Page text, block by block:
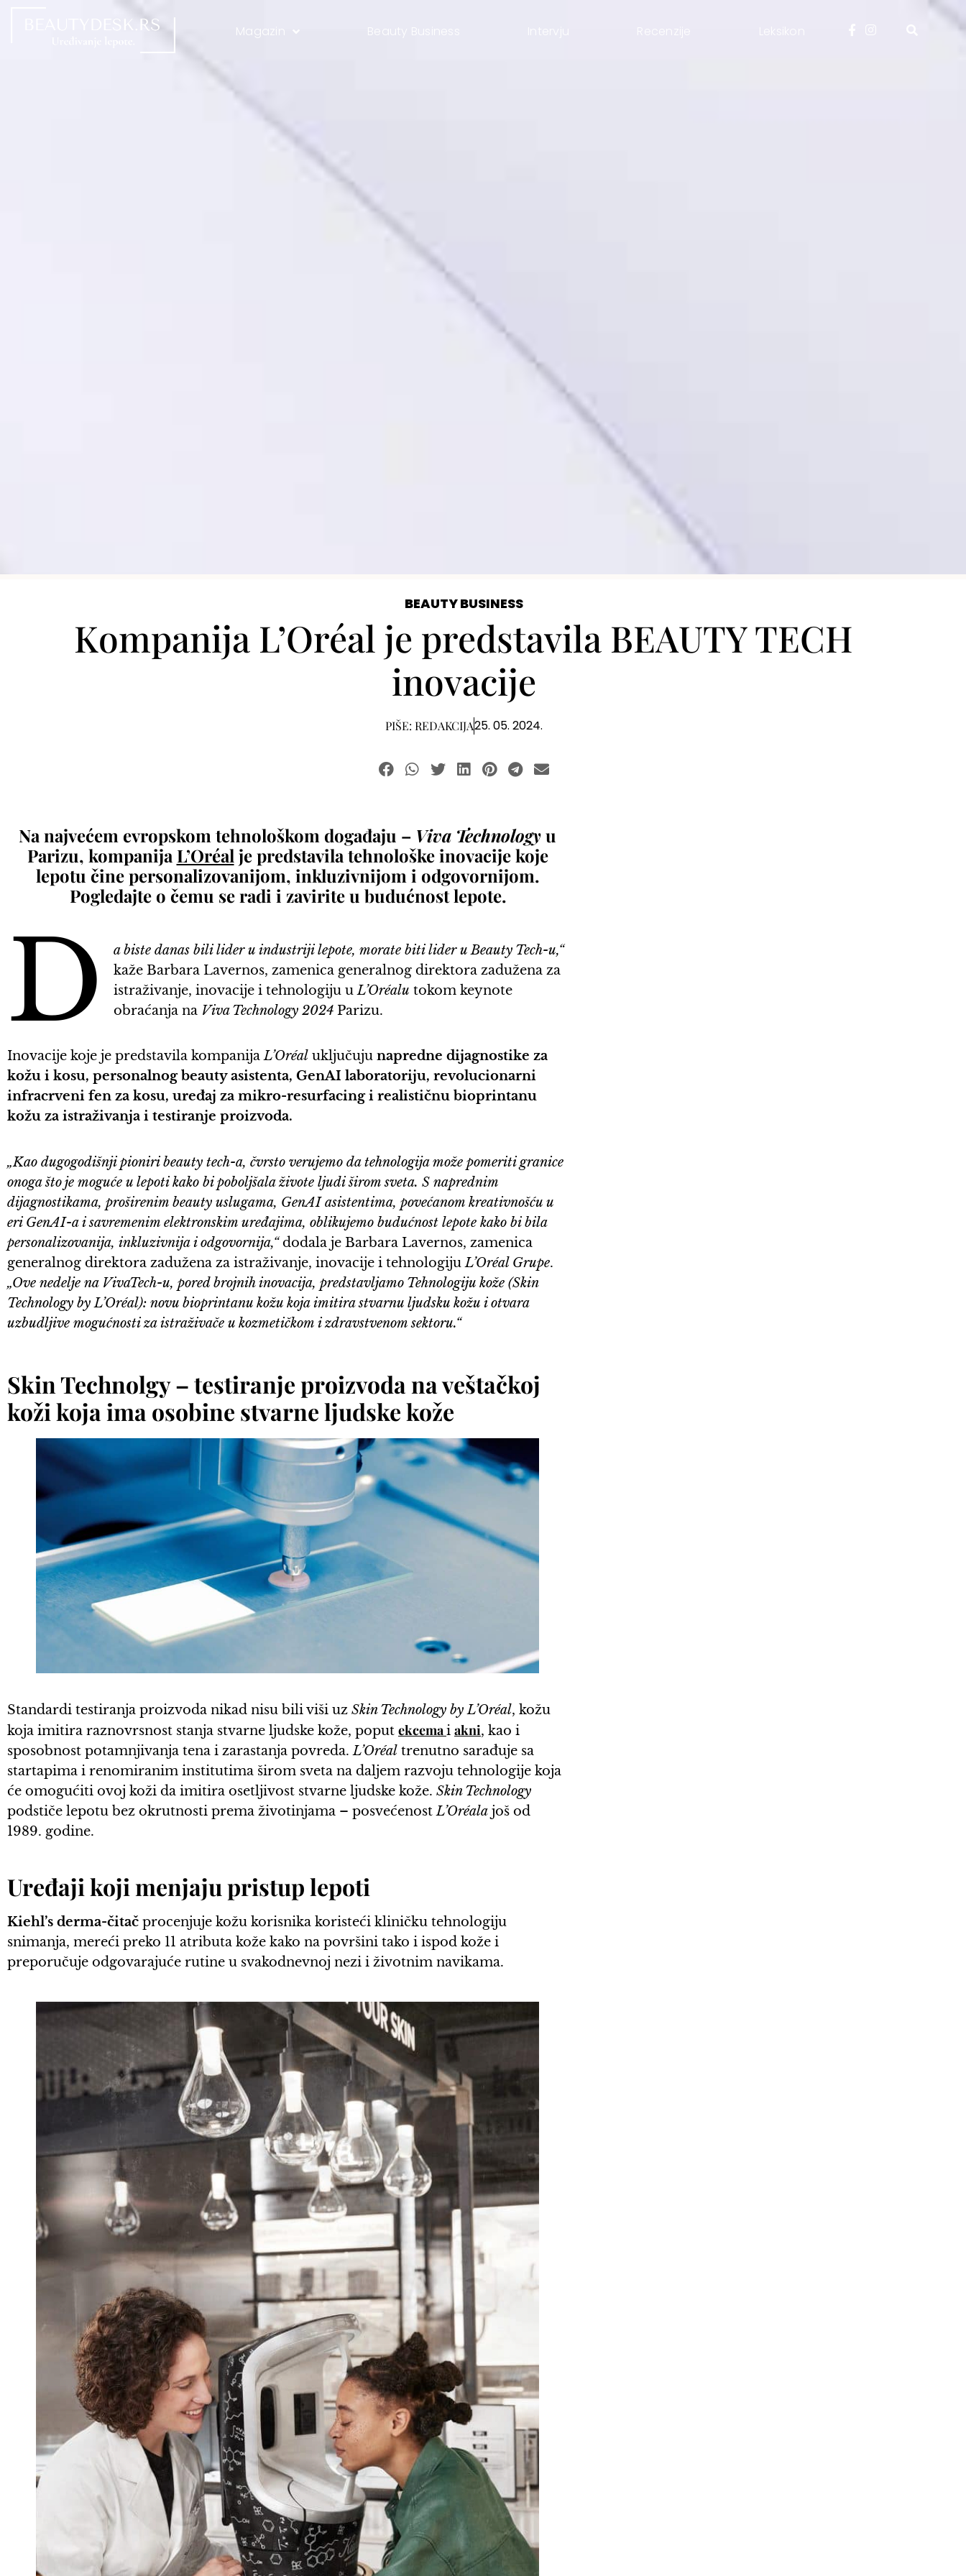
Magazin Beauty Business
BEAUTY BUSINESS
Kompanija L’Oréal je predstavila BEAUTY TECH
inovacije
PIŠE: REDAKCIJA25. 05. 2024.
Na najvećem evropskom tehnološkom događaju – Viva Technologyu
Parizu, kompanija L’Oréal je predstavila tehnološke inovacije koje
lepotu čine personalizovanijom, inkluzivnijom i odgovornijom.
Pogledajte o čemu se radi i zavirite u budućnost lepote.
D
a biste danas bili lider u industriji lepote, morate biti lider u Beauty Tech-u,“
kaže Barbara Lavernos, zamenica generalnog direktora zadužena za
istraživanje, inovacije i tehnologiju uL’Oréalu tokom keynote
obraćanja na Viva Technology 2024Parizu.
Inovacije koje je predstavila kompanijaL’Oréal uključuju napredne dijagnostike za
kožu i kosu, personalnog beauty asistenta, GenAI laboratoriju, revolucionarni
infracrveni fen za kosu, uređaj za mikro-resurfacing i realističnu bioprintanu
kožu za istraživanja i testiranje proizvoda.
„Kao dugogodišnji pioniri beauty tech-a, čvrsto verujemo da tehnologija može pomeriti granice
onoga što je moguće u lepoti kako bi poboljšala živote ljudi širom sveta. S naprednim
dijagnostikama, proširenim beauty uslugama, GenAI asistentima, povećanom kreativnošću u
eri GenAI-a i savremenim elektronskim uređajima, oblikujemo budućnost lepote kako bi bila
personalizovanija, inkluzivnija i odgovornija,“dodala je Barbara Lavernos, zamenica
generalnog direktora zadužena za istraživanje, inovacije i tehnologijuL’Oréal Grupe.
„Ove nedelje na VivaTech-u, pored brojnih inovacija, predstavljamo Tehnologiju kože (Skin
Technology by L’Oréal): novu bioprintanu kožu koja imitira stvarnu ljudsku kožu i otvara
uzbudljive mogućnosti za istraživače u kozmetičkom i zdravstvenom sektoru.“
Skin Technolgy – testiranje proizvoda na veštačkoj
koži koja ima osobine stvarne ljudske kože
Standardi testiranja proizvoda nikad nisu bili viši uz Skin Technology by L’Oréal, kožu
koja imitira raznovrsnost stanja stvarne ljudske kože, poput ekcemai akni, kao i
sposobnost potamnjivanja tena i zarastanja povreda.L’Oréal trenutno sarađuje sa
startapima i renomiranim institutima širom sveta na daljem razvoju tehnologije koja
će omogućiti ovoj koži da imitira osetljivost stvarne ljudske kože. Skin Technology
podstiče lepotu bez okrutnosti prema životinjama – posvećenostL’Oréala još od
1989. godine.
Uređaji koji menjaju pristup lepoti
Kiehl’s derma-čitač procenjuje kožu korisnika koristeći kliničku tehnologiju
snimanja, mereći preko 11 atributa kože kako na površini tako i ispod kože i
preporučuje odgovarajuće rutine u svakodnevnoj nezi i životnim navikama.